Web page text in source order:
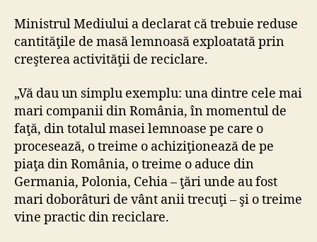
Ministrul Mediului a declarat că trebuie reduse
cantităţile de masă lemnoasă exploatată prin
creşterea activităţii de reciclare.
„Vă dau un simplu exemplu: una dintre cele mai
mari companii din România, în momentul de
faţă, din totalul masei lemnoase pe care o
procesează, o treime o achiziţionează de pe
piaţa din România, o treime o aduce din
Germania, Polonia, Cehia – ţări unde au fost
mari doborâturi de vânt anii trecuţi – şi o treime
vine practic din reciclare.